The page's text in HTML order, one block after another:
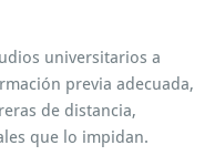
universitarios a
previa adecuada,
de distancia,
que lo impidan.